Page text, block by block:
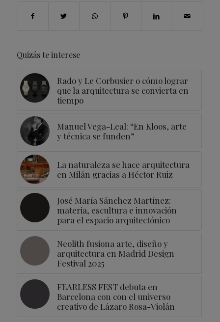
Quizás te interese
Rado y Le Corbusier o cómo lograr
que la arquitectura se convierta en
tiempo
Manuel Vega-Leal: “En Kloos, arte
y técnica se funden”
La naturaleza se hace arquitectura
en Milán gracias a Héctor Ruiz
José María Sánchez Martínez:
materia, escultura e innovación
para el espacio arquitectónico
Neolith fusiona arte, diseño y
arquitectura en Madrid Design
Festival 2025
FEARLESS FEST debuta en
Barcelona con con el universo
creativo de Lázaro Rosa-Violán